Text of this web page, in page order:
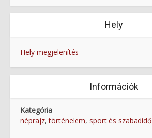
Hely
Hely megjelenítés
Információk
Kategória
néprajz,történelem, sport és szabadidő